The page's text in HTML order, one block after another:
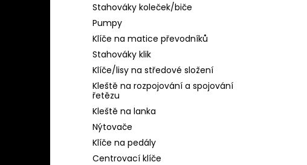
Stahováky koleček/biče
Pumpy
Klíče na matice převodníků
Stahováky klik
Klíče/lisy na středové složení
Kleště na rozpojování a spojování
řetězu
Kleště na lanka
Nýtovače
Klíče na pedály
Centrovací klíče